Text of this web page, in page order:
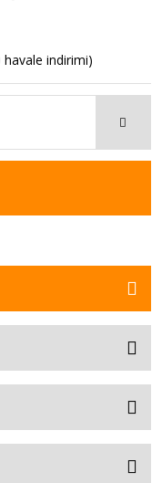
havale indirimi)